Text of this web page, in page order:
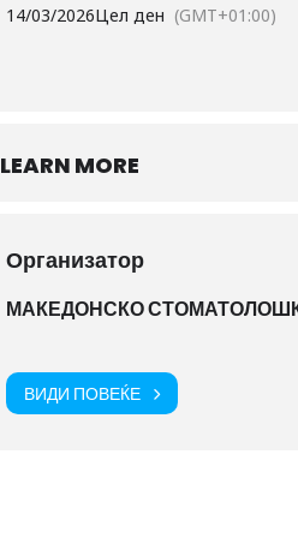
14/03/2026Цел ден (GMT+01:00)
LEARN MORE
Организатор
МАКЕДОНСКО
ВИДИ ПОВЕЌЕ